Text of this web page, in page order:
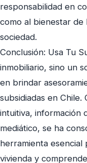
responsabilidad en
como al bienestar de
sociedad.
Conclusión: Usa Tu
inmobiliario, sino un
en brindar
subsidiadas en Chile.
intuitiva, información
mediático, se ha
herramienta
vivienda y